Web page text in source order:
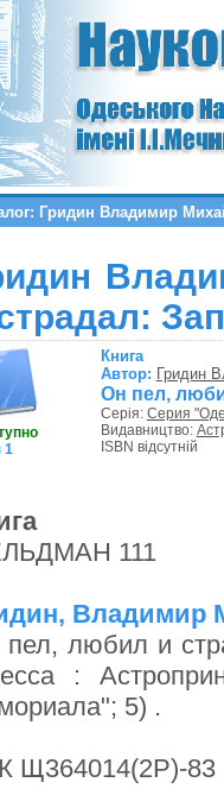
Гридин Владимир
1
Книга
Автор: Гридин
Он пел,
Серія: Серия
Видавництво:
ISBN відсутній
111
Владимир
любил и
:
5) .
Щ364014(2Р)-83